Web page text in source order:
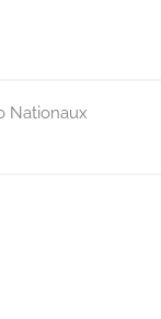
Nationaux